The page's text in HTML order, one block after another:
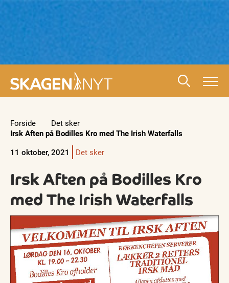
Forside
Det sker
Irsk Aften på Bodilles Kro med The Irish Waterfalls
11 oktober, 2021
Det sker
Irsk Aften på Bodilles Kro
med The Irish Waterfalls